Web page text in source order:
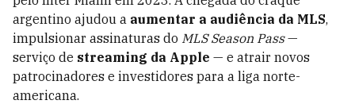
argentino ajudou a aumentar a audiência da MLS,
impulsionar assinaturas do MLS Season Pass—
serviço de streaming da Apple — e atrair novos
patrocinadores e investidores para a liga norte-
americana.